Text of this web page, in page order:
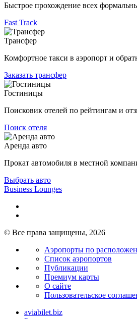
Быстрое прохождение всех
Fast Track
Трансфер
Комфортное такси в аэропорт и
Заказать трансфер
Гостиницы
Поисковик отелей по рейтингам и
Поиск отеля
Аренда авто
Прокат автомобиля в местной
Выбрать авто
Business Lounges
© Все права защищены, 2026
Аэропорты по
Список аэропортов
Публикации
Премиум карты
О сайте
Пользовательское
aviabilet.biz